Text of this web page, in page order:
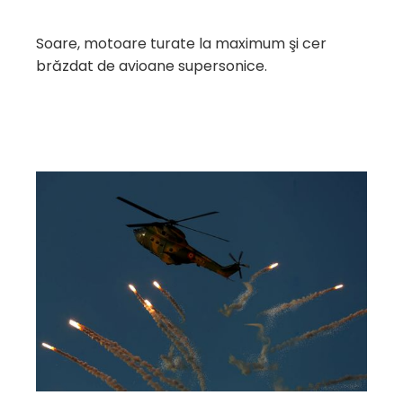
Soare, motoare turate la maximum şi cer
brăzdat de avioane supersonice.